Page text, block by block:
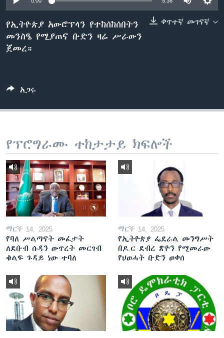
ቋንቋዎች
ቀጥተኛ መገናኛ
የኢትዮጵያ አውሮፕላን የተከሰከሰበትን
መንስዔ የሚያጠና ቡድን ዛሬ ሥራውን
ጀመረ።
አጋሩ
የፕሮግራሙ ተከታታይ ክፍሎች
ማርች 14, 2025
የባለ ሥልጣናት መፈታት
ለደቡብ ሱዳን ውጥረት መርገብ
ቁልፍ ጉዳይ ነው ተባለ
ማርች 14, 2025
የኢትዮጵያ ፌደራል መንግሥት
በዶ.ር ደብረ ጽዮን የሚመራው
የህወሓት ቡድን ወቀሰ